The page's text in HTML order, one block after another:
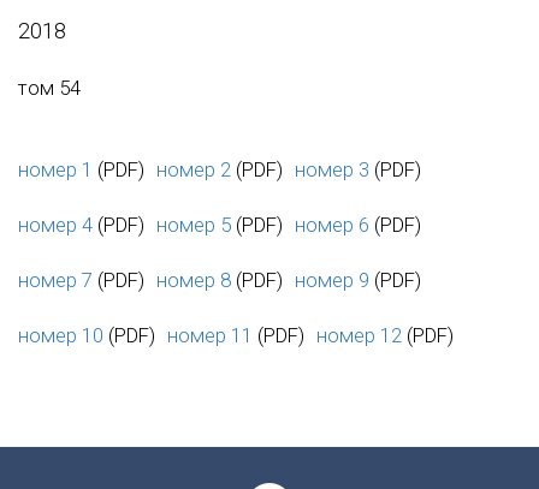
2018
том 54
номер 1 (PDF) номер 2 (PDF) номер 3 (PDF)
номер 4 (PDF) номер 5 (PDF) номер 6 (PDF)
номер 7 (PDF) номер 8 (PDF) номер 9 (PDF)
номер 10 (PDF) номер 11 (PDF) номер 12 (PDF)